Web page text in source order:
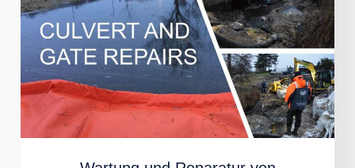
Reparatur
von
Durchlässen
Unterstützung
von
NoFloods